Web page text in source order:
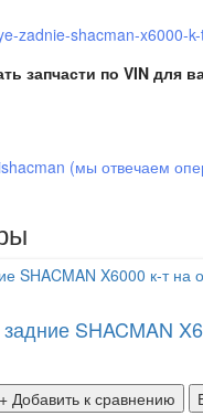
zadnie-shacman-x6000-
запчасти по VIN для
(мы отвечаем
SHACMAN
+ Добавить к сравнению